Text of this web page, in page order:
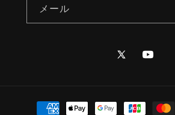
メール
TwitterYouTube
決